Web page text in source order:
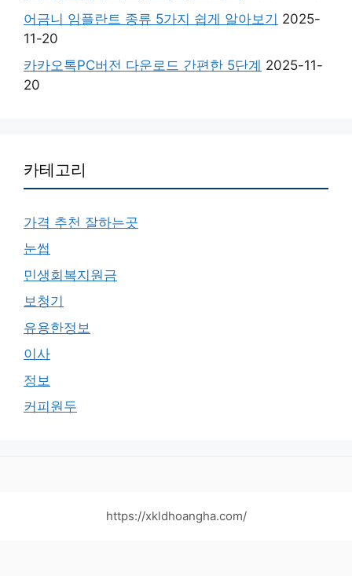
어금니 임플란트 종류 5가지 쉽게 알아보기 2025-
11-20
카카오톡PC버전 다운로드 간편한 5단계 2025-11-
20
카테고리
가격 추천 잘하는곳
눈썹
민생회복지원금
보청기
유용한정보
이사
정보
커피원두
https://xkldhoangha.com/